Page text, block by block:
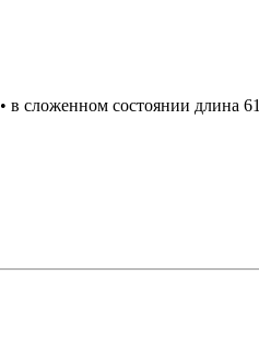
сложенном состоянии длина